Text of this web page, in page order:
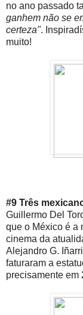
no ano passado
ganhem não se
certeza".
muito!
#9 Três
Guillermo Del
que o México é a
cinema da
Alejandro G.
faturaram a
precisamente em